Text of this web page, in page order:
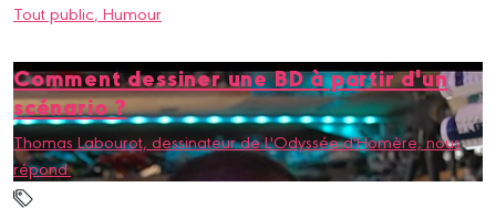
Tout public, Humour
Comment dessiner une BD à partir d'un
scénario ?
Thomas Labourot, dessinateur de L'Odyssée d'Homère, nous
répond.